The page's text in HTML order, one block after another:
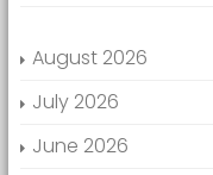
August 2026
July 2026
June 2026